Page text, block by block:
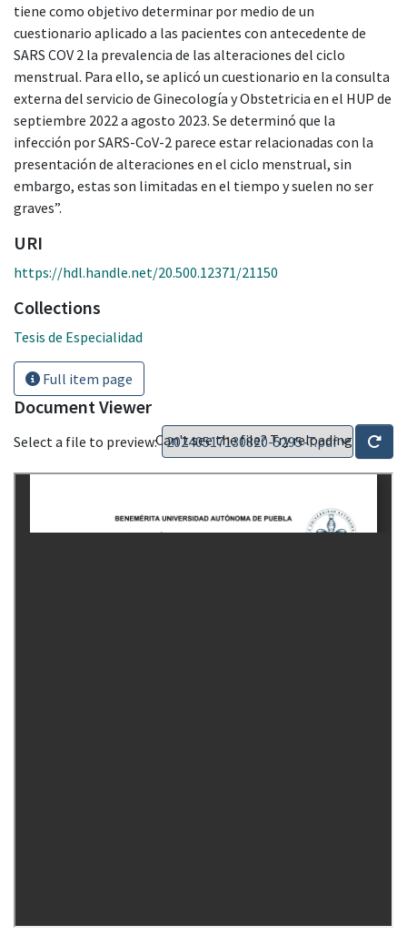
tiene como objetivo determinar por medio de un
cuestionario aplicado a las pacientes con antecedente de
SARS COV 2 la prevalencia de las alteraciones del ciclo
menstrual. Para ello, se aplicó un cuestionario en la consulta
externa del servicio de Ginecología y Obstetricia en el HUP de
septiembre 2022 a agosto 2023. Se determinó que la
infección por SARS-CoV-2 parece estar relacionadas con la
presentación de alteraciones en el ciclo menstrual, sin
embargo, estas son limitadas en el tiempo y suelen no ser
graves”.
URI
https://hdl.handle.net/20.500.12371/21150
Collections
Tesis de Especialidad
Full item page
Document Viewer
Select a file to preview:Can't see the file? Try reloading